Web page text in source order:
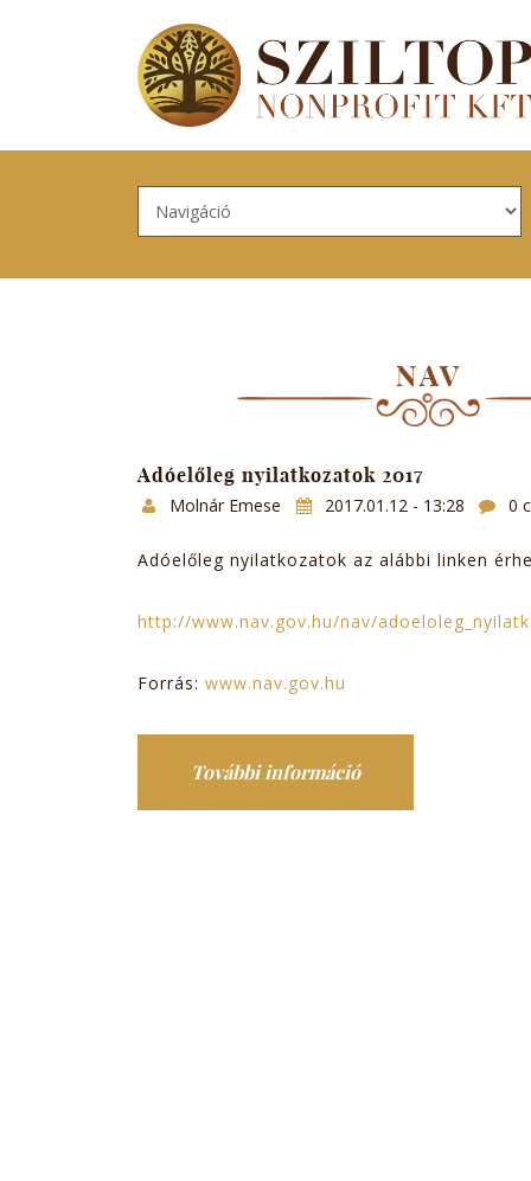
NAV
Adóelőleg nyilatkozatok 2017
Molnár Emese 2017.01.12 - 13:28 0
Adóelőleg nyilatkozatok az alábbi linken
http://www.nav.gov.hu/nav/
Forrás: www.nav.gov.hu
További információAdóelőleg